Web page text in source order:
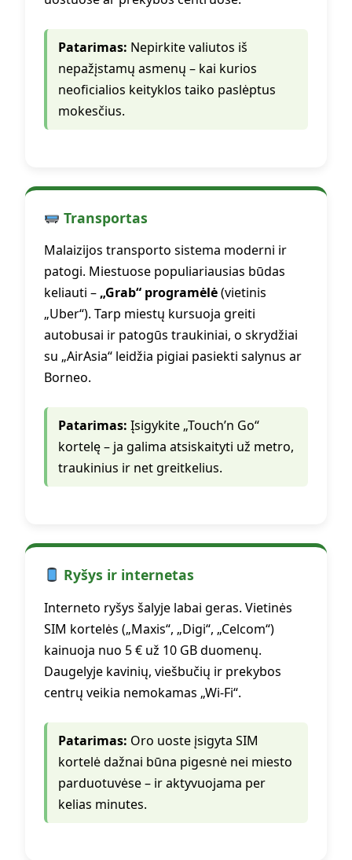
Patarimas: Nepirkite valiutos iš
nepažįstamų asmenų – kai kurios
neoficialios keityklos taiko paslėptus
mokesčius.
Transportas
Malaizijos transporto sistema moderni ir
patogi. Miestuose populiariausias būdas
keliauti – „Grab“ programėlė(vietinis
„Uber“). Tarp miestų kursuoja greiti
autobusai ir patogūs traukiniai, o skrydžiai
su „AirAsia“ leidžia pigiai pasiekti salynus ar
Borneo.
Patarimas: Įsigykite „Touch’n Go“
kortelę – ja galima atsiskaityti už metro,
traukinius ir net greitkelius.
Ryšys ir internetas
Interneto ryšys šalyje labai geras. Vietinės
SIM kortelės („Maxis“, „Digi“, „Celcom“)
kainuoja nuo 5 € už 10 GB duomenų.
Daugelyje kavinių, viešbučių ir prekybos
centrų veikia nemokamas „Wi-Fi“.
Patarimas: Oro uoste įsigyta SIM
kortelė dažnai būna pigesnė nei miesto
parduotuvėse – ir aktyvuojama per
kelias minutes.